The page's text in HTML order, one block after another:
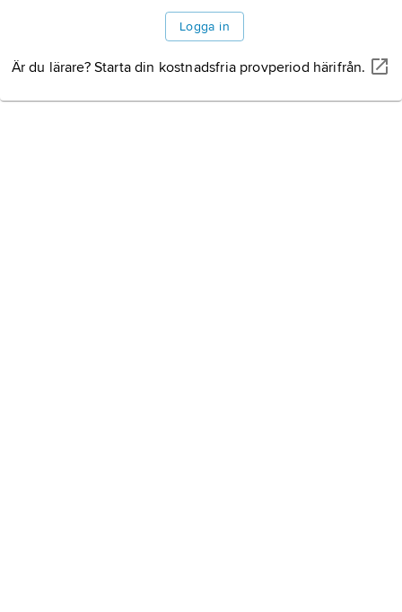
Logga in
Är du lärare? Starta din kostnadsfria provperiod härifrån.